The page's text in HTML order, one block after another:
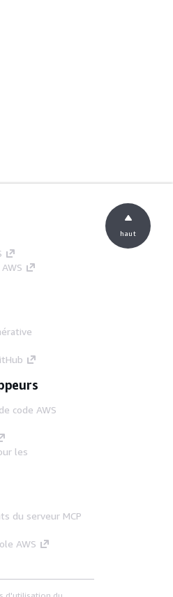
code AWS
les
du serveur MCP
AWS
d'utilisation du
haut